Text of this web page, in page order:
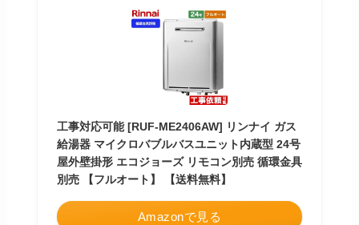
工事対応可能 [RUF-ME2406AW] リンナイ ガス
給湯器 マイクロバブルバスユニット内蔵型 24号
屋外壁掛形 エコジョーズ リモコン別売 循環金具
別売 【フルオート】 【送料無料】
Amazonで見る